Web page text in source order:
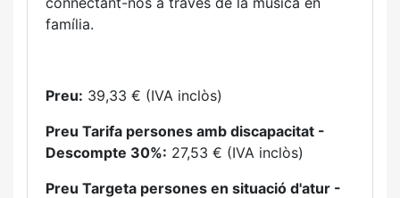
família.
Preu: 39,33 € (IVA inclòs)
Preu Tarifa persones amb discapacitat -
Descompte 30%: 27,53 € (IVA inclòs)
Preu Targeta persones en situació d'atur -